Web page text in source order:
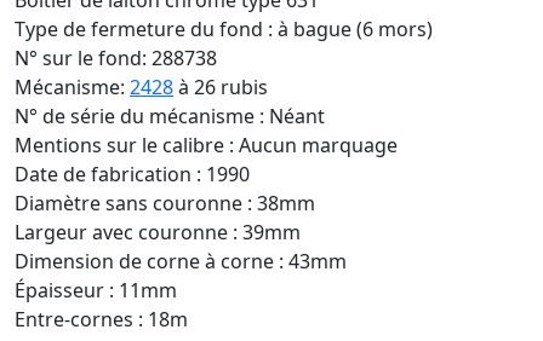
Type de fermeture du fond : à bague (6 mors)
N° sur le fond: 288738
Mécanisme: 2428à 26 rubis
N° de série du mécanisme : Néant
Mentions sur le calibre : Aucun marquage
Date de fabrication : 1990
Diamètre sans couronne : 38mm
Largeur avec couronne : 39mm
Dimension de corne à corne : 43mm
Épaisseur : 11mm
Entre-cornes : 18m